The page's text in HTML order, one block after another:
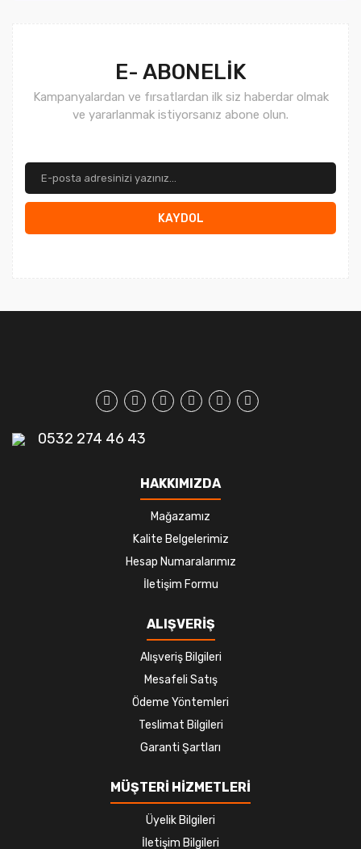
E- ABONELİK
Kampanyalardan ve fırsatlardan ilk siz haberdar olmak
ve yararlanmak istiyorsanız abone olun.
KAYDOL
0532 274 46 43
HAKKIMIZDA
Mağazamız
Kalite Belgelerimiz
Hesap Numaralarımız
İletişim Formu
ALIŞVERİŞ
Alışveriş Bilgileri
Mesafeli Satış
Ödeme Yöntemleri
Teslimat Bilgileri
Garanti Şartları
MÜŞTERİ HİZMETLERİ
Üyelik Bilgileri
İletişim Bilgileri